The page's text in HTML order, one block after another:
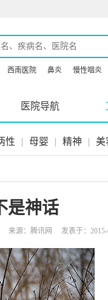
西南医院 鼻炎 慢性咽炎
医院导航
性 | 母婴 | 精神 | 美
是神话
来源：腾讯网 发表于：2015-